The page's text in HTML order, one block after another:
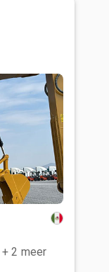
+ 2 meer